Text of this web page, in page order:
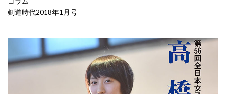
剣道時代2018年1月号